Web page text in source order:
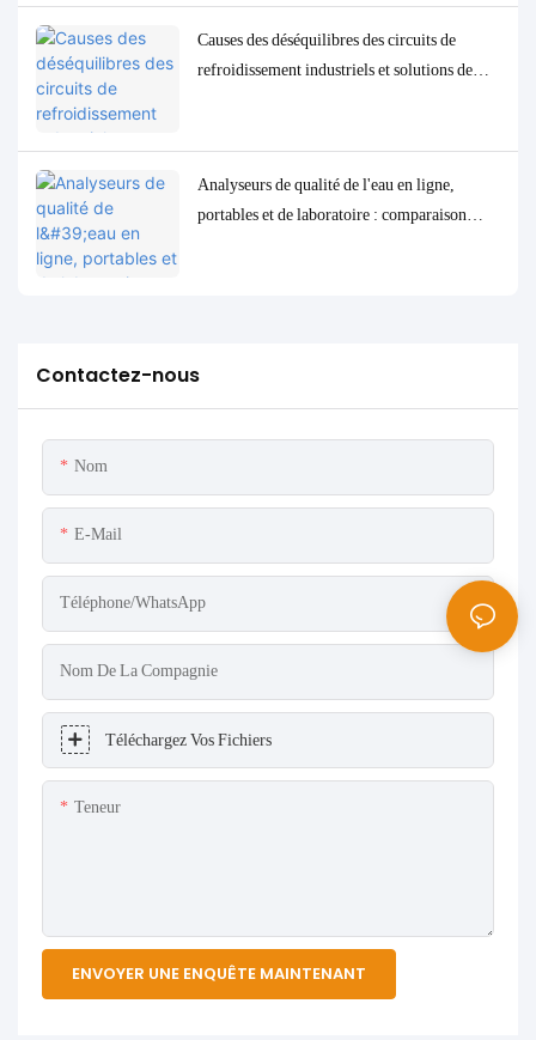
Causes des déséquilibres des circuits de
refroidissement industriels et solutions de
Analyseurs de qualité de l'eau en ligne,
portables et de laboratoire : comparaison
Contactez-nous
Nom
E-Mail
Téléphone/WhatsApp
Nom De La Compagnie
Téléchargez Vos Fichiers
Teneur
ENVOYER UNE ENQUÊTE MAINTENANT